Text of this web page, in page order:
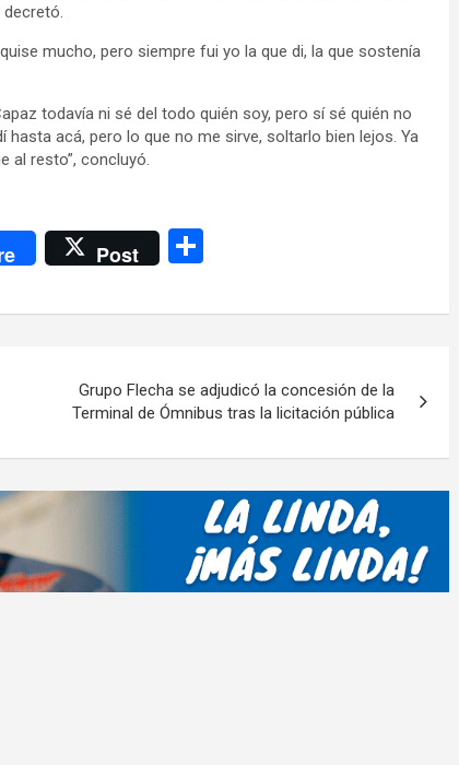
mucho, pero siempre fui yo la que di, la que sostenía
todavía ni sé del todo quién soy, pero sí sé quién no
acá, pero lo que no me sirve, soltarlo bien lejos. Ya
al resto”, concluyó.
Post
m
ar
tir
Grupo Flecha se adjudicó la concesión de la
Terminal de Ómnibus tras la licitación pública